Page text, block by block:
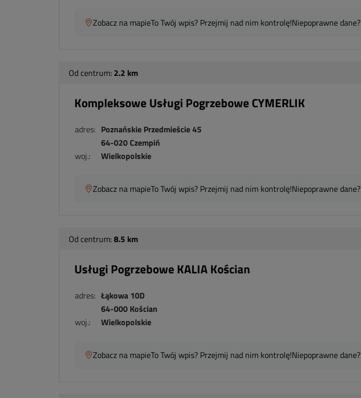
Zobacz na mapieTo Twój wpis? Przejmij nad nim kontrolę!Niepoprawne dane?
Od centrum: 2.2 km
Kompleksowe Usługi Pogrzebowe CYMERLIK
adres: Poznańskie Przedmieście 45
64-020 Czempiń
woj.:
Wielkopolskie
Zobacz na mapieTo Twój wpis? Przejmij nad nim kontrolę!Niepoprawne dane?
Od centrum:8.5 km
Usługi Pogrzebowe KALIA Kościan
adres: Łąkowa 10D
64-000 Kościan
woj.:
Wielkopolskie
Zobacz na mapieTo Twój wpis? Przejmij nad nim kontrolę!Niepoprawne dane?